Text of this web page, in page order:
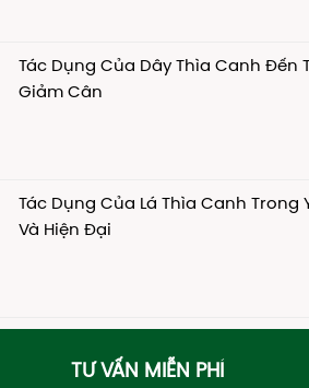
Tác Dụng Của Dây Thìa Canh Đến
Giảm Cân
Tác Dụng Của Lá Thìa Canh Trong
Và Hiện Đại
TƯ VẤN MIỄN PHÍ